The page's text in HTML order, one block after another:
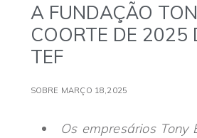
A FUNDAÇÃO
COORTE DE 2025
TEF
SOBRE MARÇO 18,2025
Os empresários